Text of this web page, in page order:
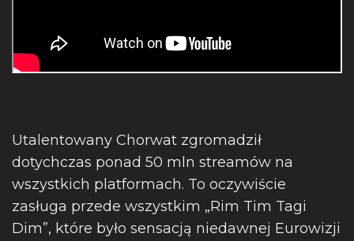
Utalentowany Chorwat zgromadził
dotychczas ponad 50 mln streamów na
wszystkich platformach. To oczywiście
zasługa przede wszystkim „Rim Tim Tagi
Dim”, które było sensacją niedawnej Eurowizji